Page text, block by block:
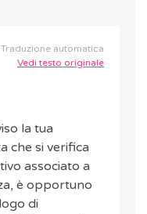
Traduzione automatica
Vedi testo originale
la tua
che si verifica
associato a
è opportuno
di